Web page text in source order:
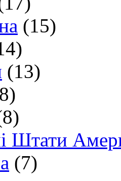
(15)
(13)
Штати
(7)